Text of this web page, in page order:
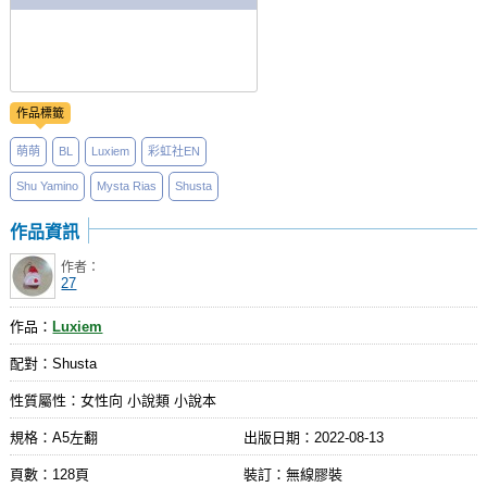
作品標籤
萌萌 BL Luxiem 彩虹社EN
Shu Yamino Mysta Rias Shusta
作品資訊
作者：
27
作品： Luxiem
配對：Shusta
性質屬性：女性向 小說類 小說本
規格：A5左翻 出版日期： 2022-08-13
頁數：128頁 裝訂：無線膠裝